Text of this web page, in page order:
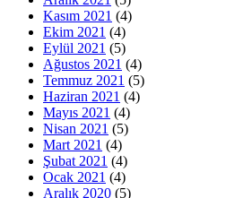
Kasım 2021 (4)
Ekim 2021 (4)
Eylül 2021 (5)
Ağustos 2021 (4)
Temmuz 2021 (5)
Haziran 2021 (4)
Mayıs 2021 (4)
Nisan 2021 (5)
Mart 2021 (4)
Şubat 2021 (4)
Ocak 2021 (4)
Aralık 2020 (5)